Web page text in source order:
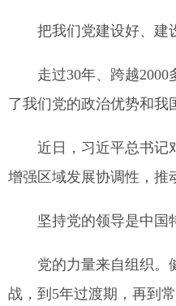
把我们党建设好、建
走过30年、跨越
了我们党的政治优势和我
近日，习近平总书记
增强区域发展协调性，推
坚持党的领导是中国
党的力量来自组织。
战，到5年过渡期，再到